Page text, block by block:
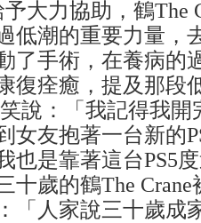
大力協助，鶴The
低潮的重要力量，
了手術，在養病的
復痊癒，提及那段
說：「我記得我
女友抱著一台新的
也是靠著這台PS5
十歲的鶴The
「人家說三十歲成